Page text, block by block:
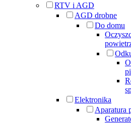
RTV i AGD
AGD drobne
Do domu
Elektronika
Aparatura